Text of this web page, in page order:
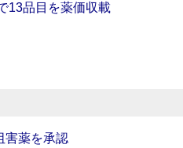
13品目を薬価収載
害薬を承認